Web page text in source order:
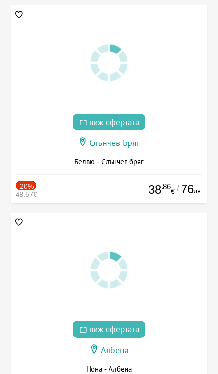
виж офертата
Слънчев Бряг
Белвю - Слънчев бряг
-20%
48.57€ 38.86
€ / 76лв.
виж офертата
Албена
Нона - Албена